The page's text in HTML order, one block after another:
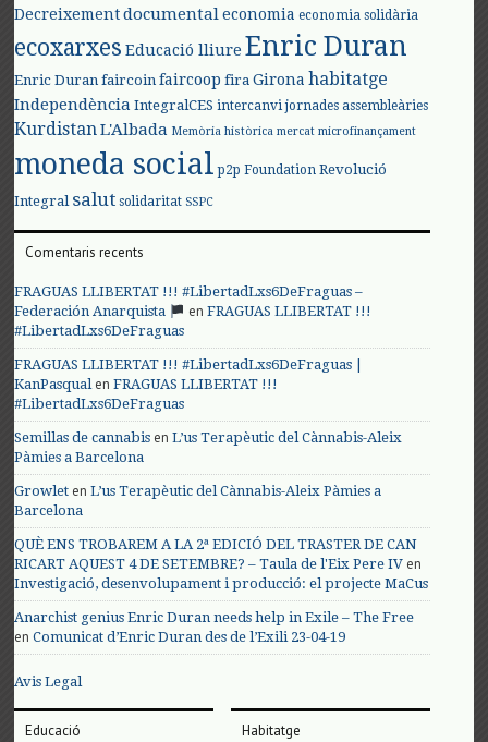
Decreixement documental economia economia solidària
ecoxarxes Educació lliure Enric Duran
Enric Duran faircoin faircoop fira Girona habitatge
Independència IntegralCES intercanvi jornades assembleàries
KurdistanL'Albada Memòria històrica mercat microfinançament
moneda social p2p Foundation Revolució
Integral salut solidaritat SSPC
Comentaris recents
FRAGUAS LLIBERTAT !!! #LibertadLxs6DeFraguas –
Federación Anarquista
enFRAGUAS LLIBERTAT !!!
#LibertadLxs6DeFraguas
FRAGUAS LLIBERTAT !!! #LibertadLxs6DeFraguas |
KanPasqualenFRAGUAS LLIBERTAT !!!
#LibertadLxs6DeFraguas
Semillas de cannabis enL’us Terapèutic del Cànnabis-Aleix
Pàmies a Barcelona
Growlet enL’us Terapèutic del Cànnabis-Aleix Pàmies a
Barcelona
QUÈ ENS TROBAREM A LA 2ª EDICIÓ DEL TRASTER DE CAN
RICART AQUEST 4 DE SETEMBRE? – Taula de l'Eix Pere IV en
Investigació, desenvolupament i producció: el projecte MaCus
Anarchist genius Enric Duran needs help in Exile – The Free
enComunicat d’Enric Duran des de l’Exili 23-04-19
Avis Legal
Educació Habitatge